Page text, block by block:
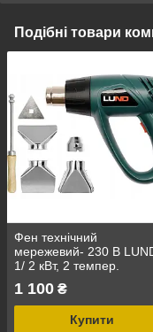
Подібні товари
Фен технічний
мережевий- 230 В
1/ 2 кВт, 2 темпер.
сопла і скребок [10]
1 100 ₴
Купити